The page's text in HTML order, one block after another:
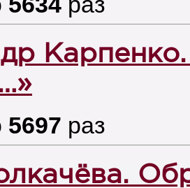
5697 раз